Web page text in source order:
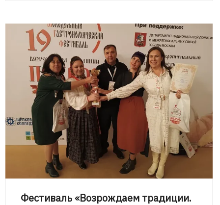
Фестиваль «Возрождаем традиции.